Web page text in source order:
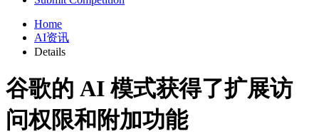
Home
AI资讯
Details
谷歌的 AI 模式获得了扩展访
问权限和附加功能